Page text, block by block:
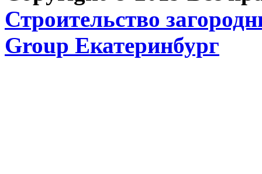
Строительство
Group Екатеринбург